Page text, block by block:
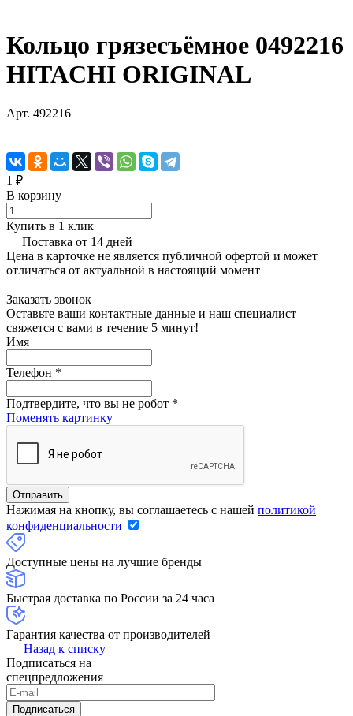
Кольцо грязесъёмное 0492216
HITACHI ORIGINAL
Арт. 492216
1 ₽
В корзину
Купить в 1 клик
Поставка от 14 дней
Цена в карточке не является публичной офертой и может
отличаться от актуальной в настоящий момент
Заказать звонок
Оставьте ваши контактные данные и наш специалист
свяжется с вами в течение 5 минут!
Имя
Телефон *
Подтвердите, что вы не робот *
Поменять картинку
Нажимая на кнопку, вы соглашаетесь с нашей политикой
конфиденциальности
Доступные цены на лучшие бренды
Быстрая доставка по России за 24 часа
Гарантия качества от производителей
Назад к списку
Подписаться на
спецпредложения
Подписаться